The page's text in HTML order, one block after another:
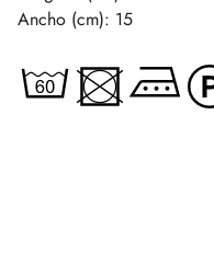
Ancho (cm): 15